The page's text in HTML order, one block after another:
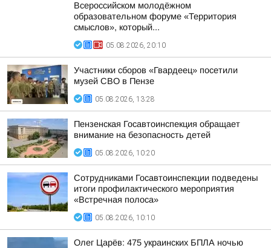
Всероссийском молодёжном
образовательном форуме «Территория
смыслов», который...
05.08.2026, 20:10
Участники сборов «Гвардеец» посетили
музей СВО в Пензе
05.08.2026, 13:28
Пензенская Госавтоинспекция обращает
внимание на безопасность детей
05.08.2026, 10:20
Сотрудниками Госавтоинспекции подведены
итоги профилактического мероприятия
«Встречная полоса»
05.08.2026, 10:10
Олег Царёв: 475 украинских БПЛА ночью